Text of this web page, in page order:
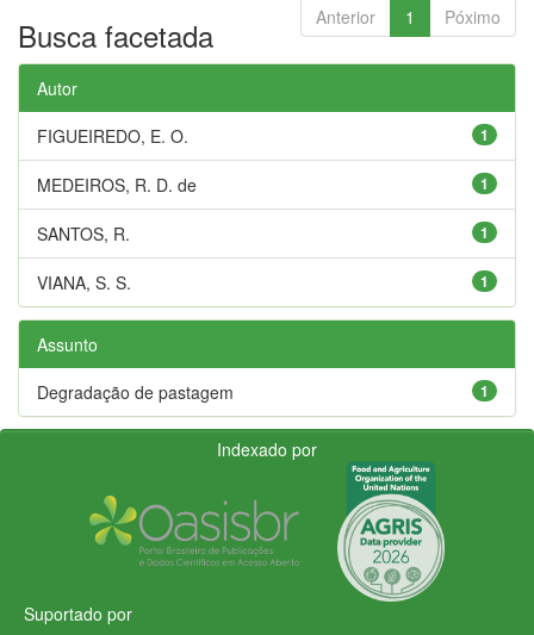
Anterior 1 Póximo
Busca facetada
Autor
1
FIGUEIREDO, E. O.
1
MEDEIROS, R. D. de
1
SANTOS, R.
1
VIANA, S. S.
Assunto
1
Degradação de pastagem
Indexado por
Suportado por